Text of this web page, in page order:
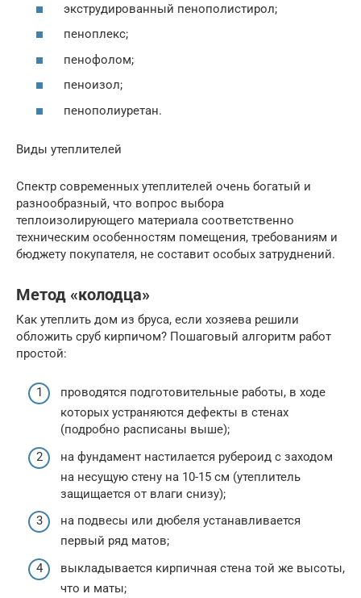
экструдированный пенополистирол;
пеноплекс;
пенофолом;
пеноизол;
пенополиуретан.
Виды утеплителей
Спектр современных утеплителей очень богатый и
разнообразный, что вопрос выбора
теплоизолирующего материала соответственно
техническим особенностям помещения, требованиям и
бюджету покупателя, не составит особых затруднений.
Метод «колодца»
Как утеплить дом из бруса, если хозяева решили
обложить сруб кирпичом? Пошаговый алгоритм работ
простой:
проводятся подготовительные работы, в ходе
которых устраняются дефекты в стенах
(подробно расписаны выше);
на фундамент настилается рубероид с заходом
на несущую стену на 10-15 см (утеплитель
защищается от влаги снизу);
на подвесы или дюбеля устанавливается
первый ряд матов;
выкладывается кирпичная стена той же высоты,
что и маты;